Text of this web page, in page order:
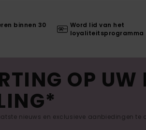
binnen 30
Word lid van het
loyaliteitsprogramma
OP UW
nieuws en exclusieve aanbiedingen te